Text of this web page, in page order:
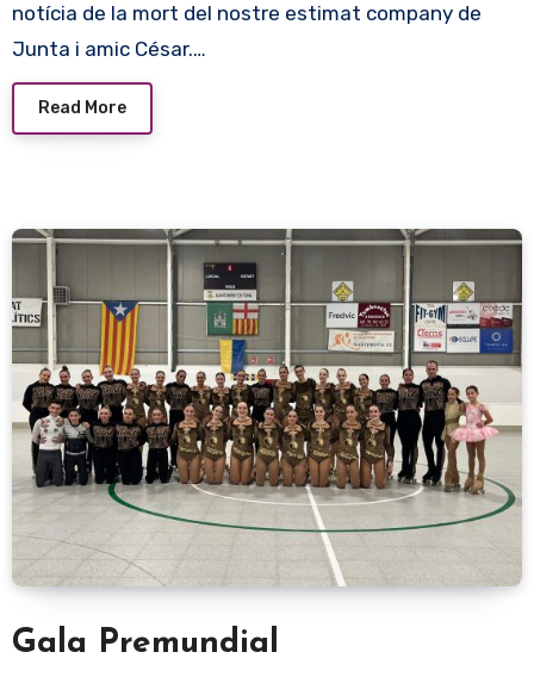
notícia de la mort del nostre estimat company de
Junta i amic César.…
Read More
Gala Premundial